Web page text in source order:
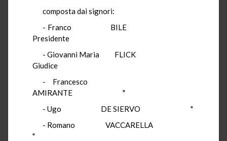
composta dai signori:
- Franco BILE
Presidente
- Giovanni Maria FLICK
Giudice
- Francesco
AMIRANTE "
- Ugo DE SIERVO "
- Romano VACCARELLA
"